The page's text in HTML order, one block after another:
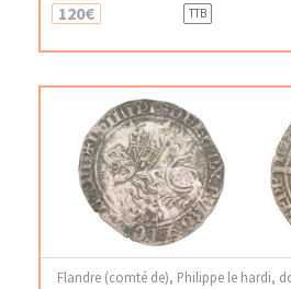
120€ TTB
Flandre (comté de), Philippe le hardi,